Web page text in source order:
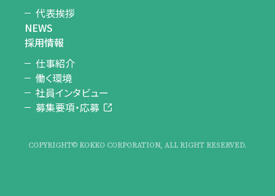
代表挨拶
NEWS
採用情報
仕事紹介
働く環境
社員インタビュー
募集要項・応募
COPYRIGHT© KOKKO CORPORATION, ALL RIGHT RESERVED.